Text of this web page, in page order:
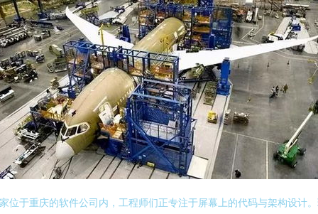
位于重庆的软件公司内，工程师们正专注于屏幕上的代码与架构设计